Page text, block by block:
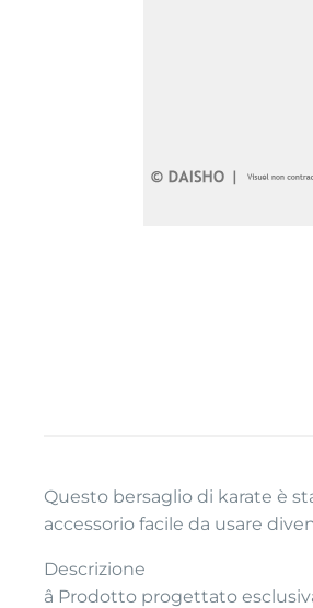
Questo bersaglio di karate è
accessorio facile da usare
Descrizione
â Prodotto progettato